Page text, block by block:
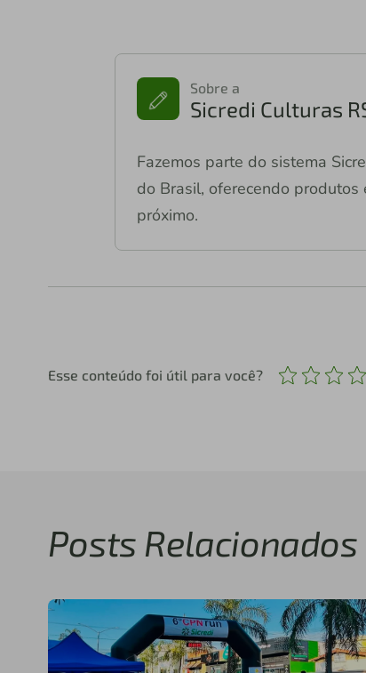
Sobre a
Sicredi Culturas
Fazemos parte do sistema
do Brasil, oferecendo
próximo.
Esse conteúdo foi útil para você?
Posts Relacionados